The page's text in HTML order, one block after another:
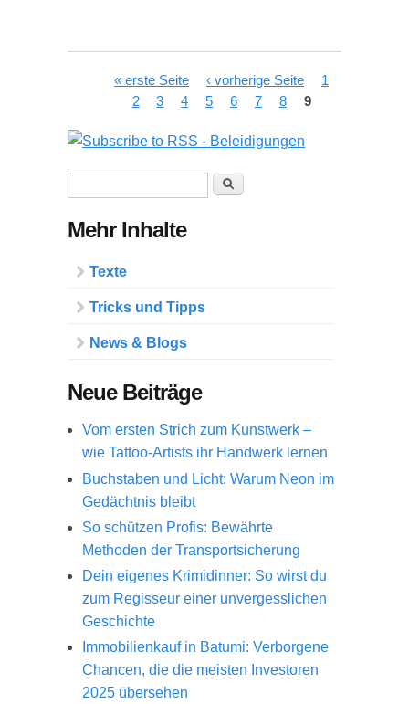
Seiten« erste Seite ‹ vorherige Seite
1
2
3 4 5 6 7 8 9
Suche
Mehr Inhalte
Texte
Tricks und Tipps
News & Blogs
Neue Beiträge
Vom ersten Strich zum Kunstwerk –
wie Tattoo-Artists ihr Handwerk lernen
Buchstaben und Licht: Warum Neon im
Gedächtnis bleibt
So schützen Profis: Bewährte
Methoden der Transportsicherung
Dein eigenes Krimidinner: So wirst du
zum Regisseur einer unvergesslichen
Geschichte
Immobilienkauf in Batumi: Verborgene
Chancen, die die meisten Investoren
2025 übersehen